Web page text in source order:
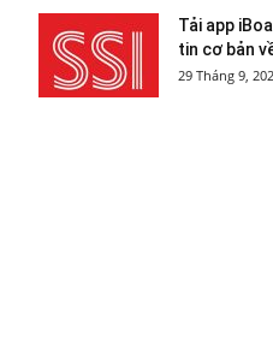
Tải app
tin cơ bản
29 Tháng 9,